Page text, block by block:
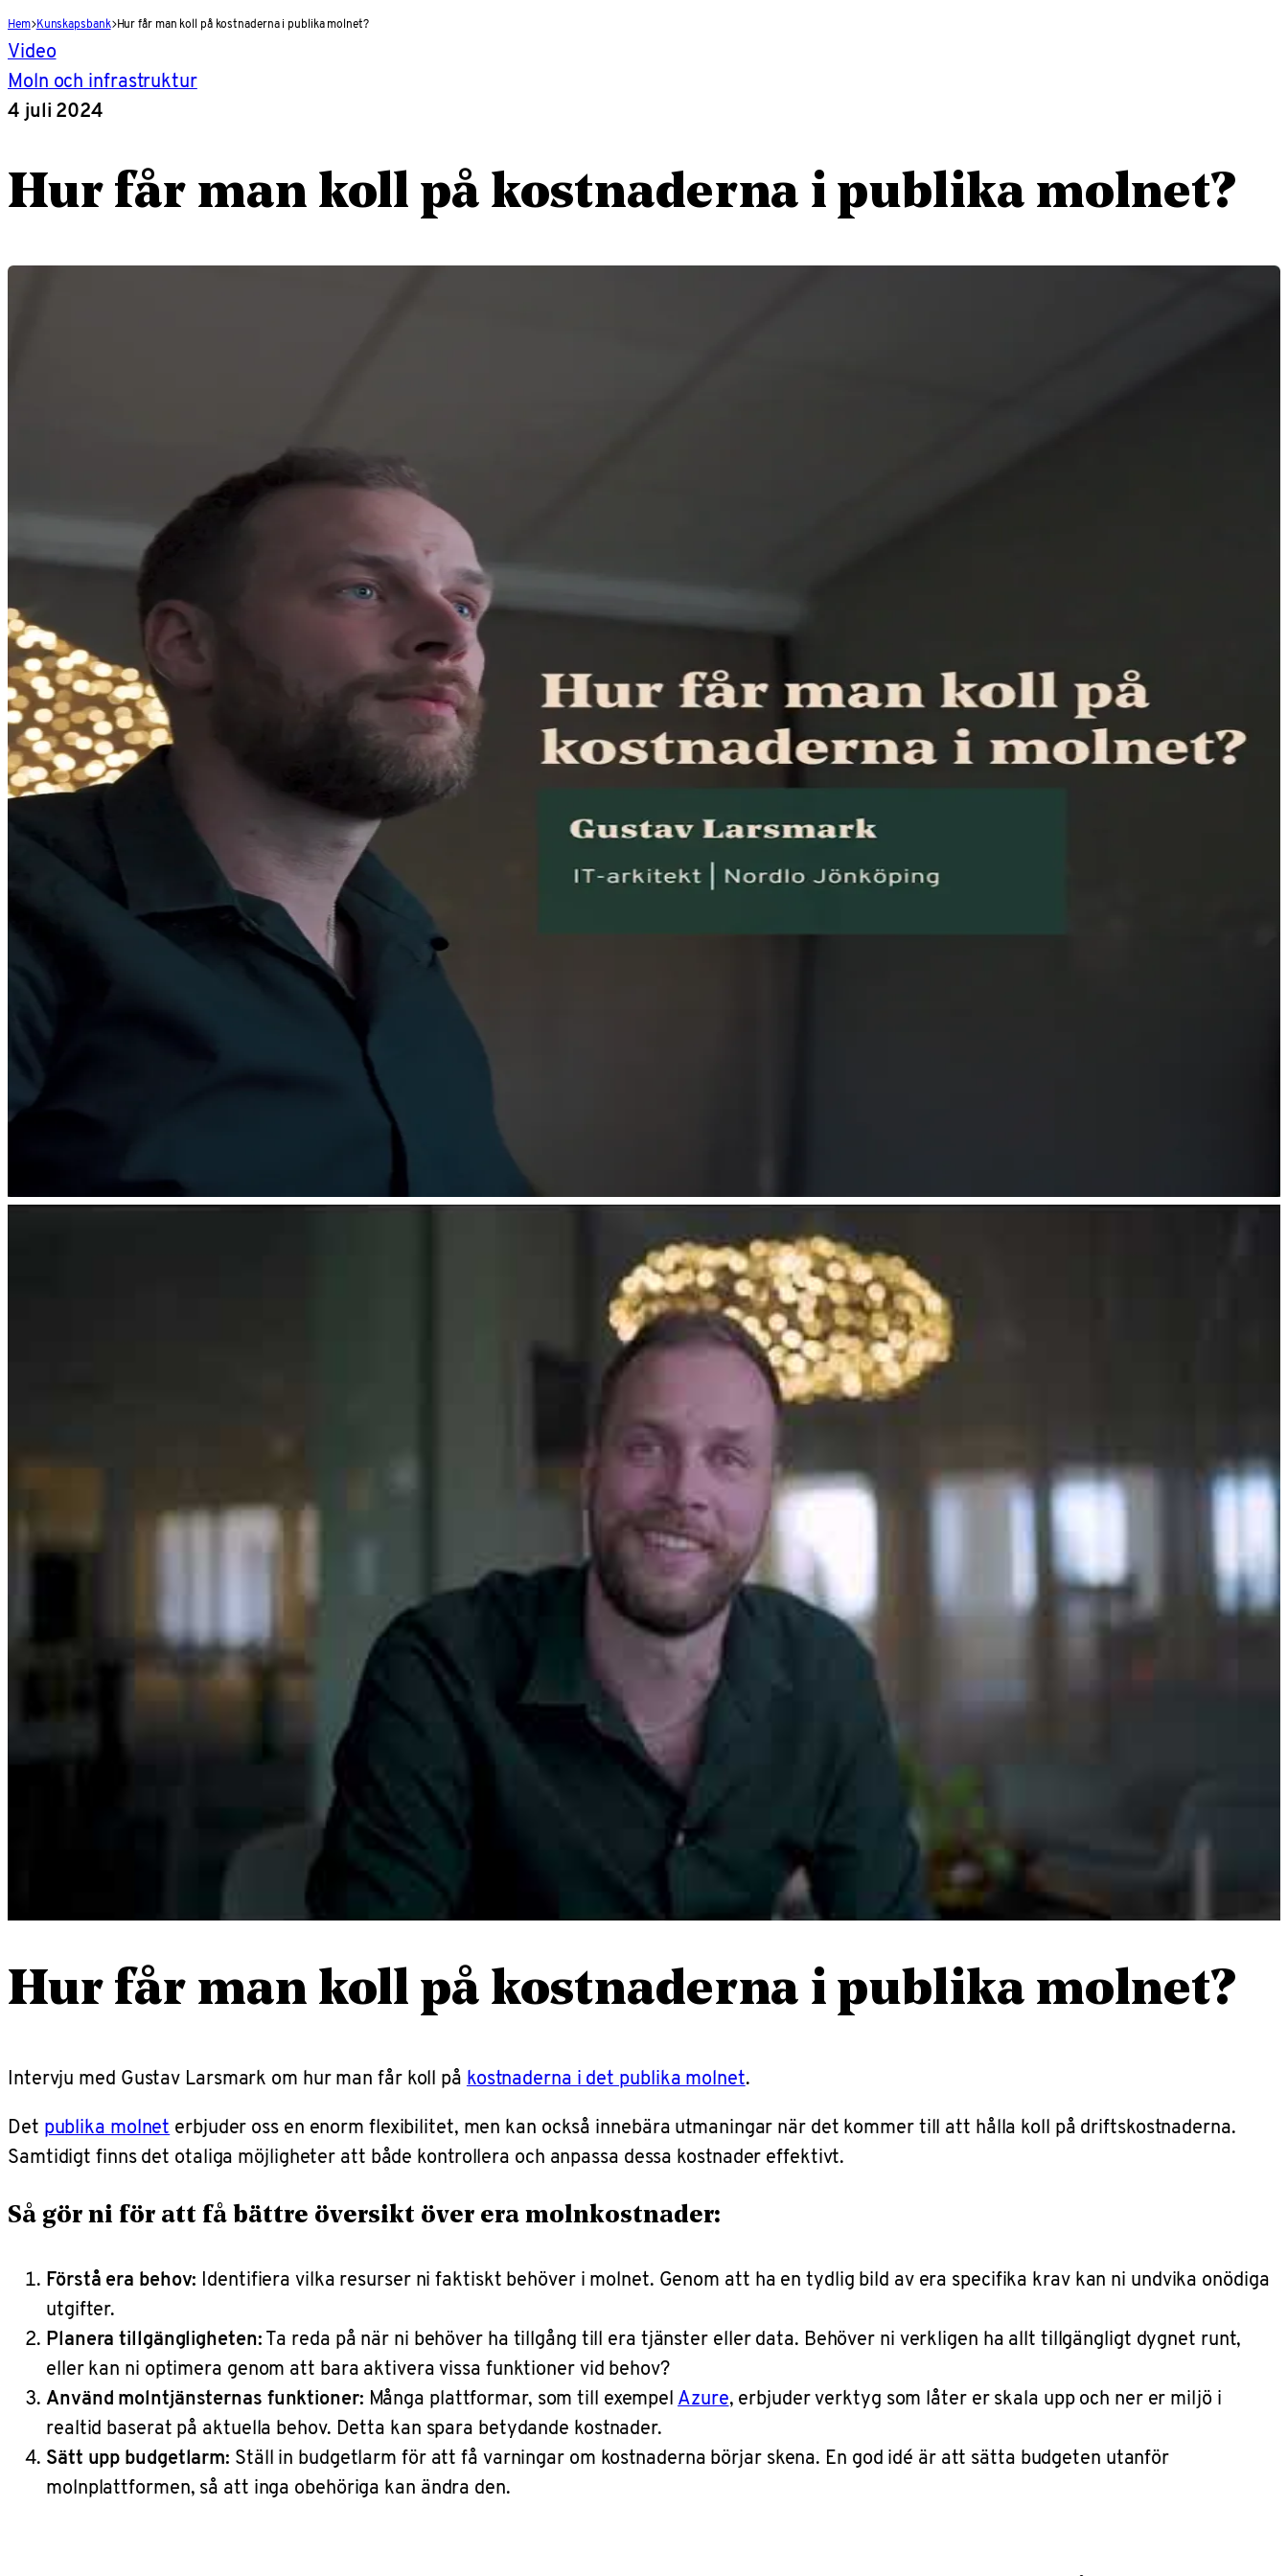
Hem Kunskapsbank Hur får man koll på kostnaderna i publika molnet?
Video
Moln och infrastruktur
4 juli 2024
Hur får man koll på kostnaderna i publika molnet?
Hur får man koll på kostnaderna i publika molnet?
Intervju med Gustav Larsmark om hur man får koll på kostnaderna i det publika molnet.
Det publika molnet erbjuder oss en enorm flexibilitet, men kan också innebära utmaningar när det kommer till att hålla koll på driftskostnaderna.
Samtidigt finns det otaliga möjligheter att både kontrollera och anpassa dessa kostnader effektivt.
Så gör ni för att få bättre översikt över era molnkostnader:
Förstå era behov: Identifiera vilka resurser ni faktiskt behöver i molnet. Genom att ha en tydlig bild av era specifika krav kan ni undvika onödiga
utgifter.
Planera tillgängligheten:Ta reda på när ni behöver ha tillgång till era tjänster eller data. Behöver ni verkligen ha allt tillgängligt dygnet runt,
eller kan ni optimera genom att bara aktivera vissa funktioner vid behov?
Använd molntjänsternas funktioner: Många plattformar, som till exempel Azure, erbjuder verktyg som låter er skala upp och ner er miljö i
realtid baserat på aktuella behov. Detta kan spara betydande kostnader.
Sätt upp budgetlarm: Ställ in budgetlarm för att få varningar om kostnaderna börjar skena. En god idé är att sätta budgeten utanför
molnplattformen, så att inga obehöriga kan ändra den.